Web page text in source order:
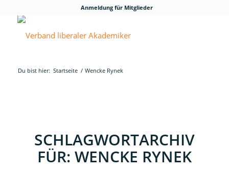
Anmeldung für Mitglieder
Du bist hier: Startseite / Wencke Rynek
SCHLAGWORTARCHIV
FÜR: WENCKE RYNEK